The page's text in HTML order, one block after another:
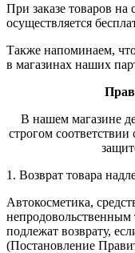
При заказе товаров на
осуществляется
Также напоминаем,
в магазинах наших
В нашем магазине
строгом
1. Возврат товара
Автокосметика,
подлежат возврату,
(Постановление